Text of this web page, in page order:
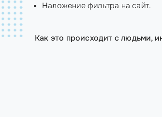
Наложение фильтра на сайт.
Как это происходит с людьми,